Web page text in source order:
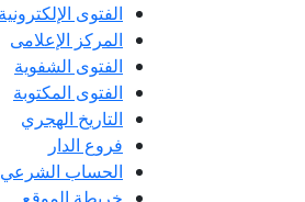
الفتوى الإلكترونية
المركز الإعلامى
الفتوى الشفوية
الفتوى المكتوبة
التاريخ الهجري
فروع الدار
الحساب الشرعي